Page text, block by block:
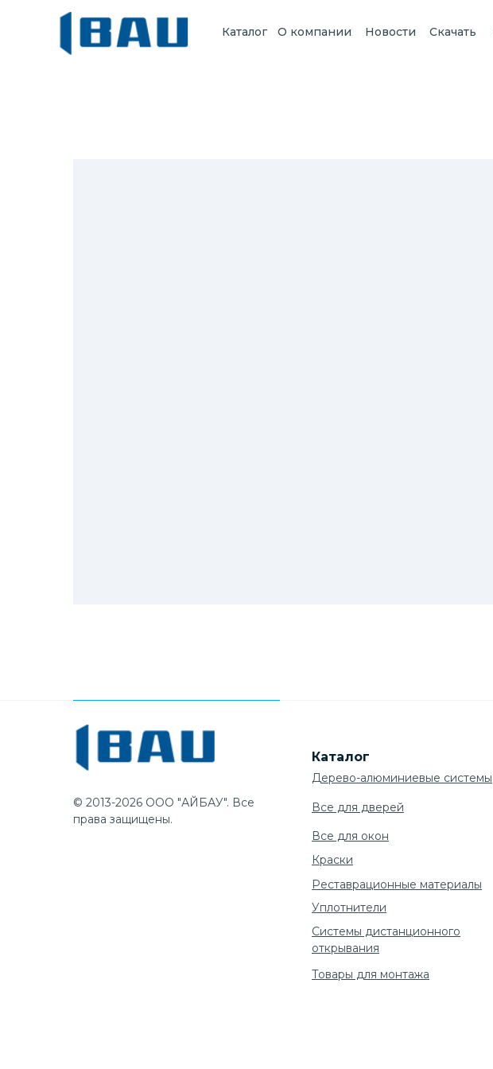
Каталог О компании Новости Скачать
Каталог
Дерево-алюминиевые системы
Все для дверей
Все для окон
Товары для монтажа
Реставрационные материалы
Уплотнители
© 2013-2026 ООО "АЙБАУ". Все
права защищены.
Системы дистанционного
открывания
Краски